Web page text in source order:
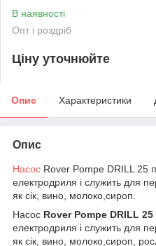
В наявності
Опт і роздріб
Ціну уточнюйте
Опис Характеристики
Опис
Насос Rover Pompe DRILL 25
електродриля і служить для
як сік, вино, молоко,сироп.
Насос Rover Pompe DRILL 25
електродриля і служить для
як сік, вино, молоко,сироп,